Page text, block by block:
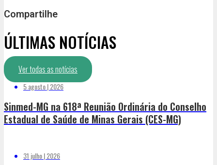
Compartilhe
ÚLTIMAS NOTÍCIAS
Ver todas as notícias
5 agosto | 2026
Sinmed-MG na 618ª Reunião Ordinária do Conselho
Estadual de Saúde de Minas Gerais (CES-MG)
31 julho | 2026